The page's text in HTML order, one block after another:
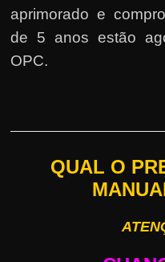
aprimorado e
de 5 anos estão
OPC.
QUAL O